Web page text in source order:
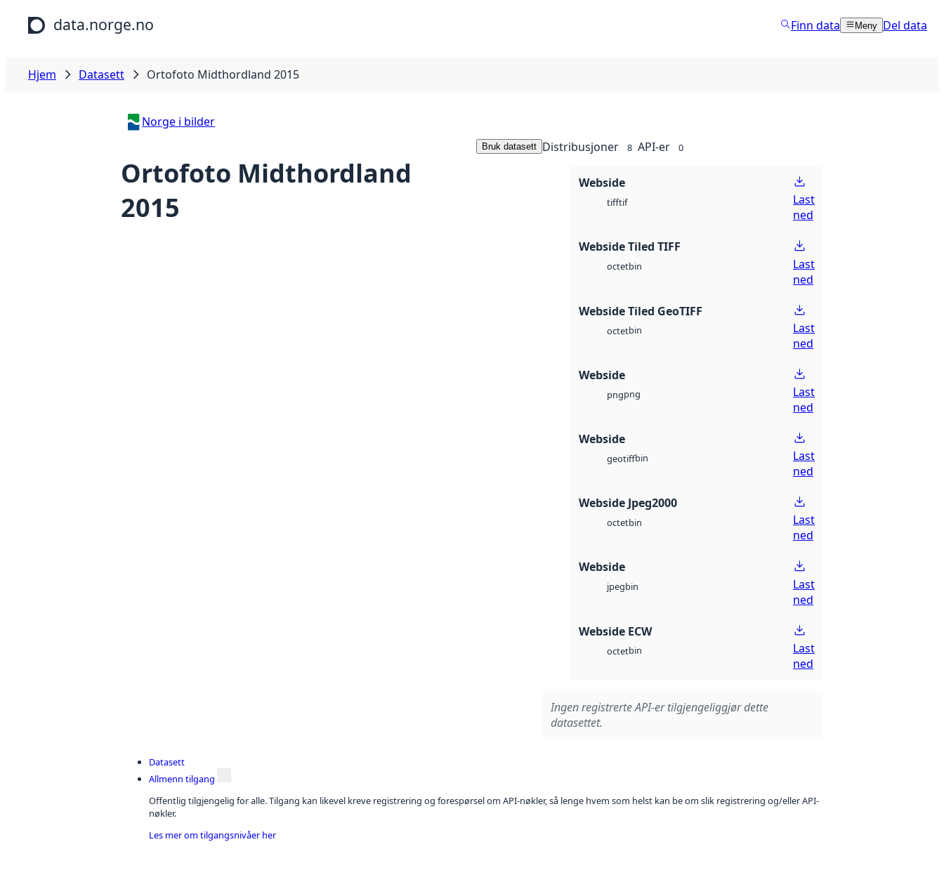
Hopp til hovedinnhold
data.norge.no Finn data Meny Del data
Hjem Datasett Ortofoto Midthordland 2015
Norge i bilder
Ortofoto Midthordland
2015
Bruk datasett Distribusjoner 8 API-er 0
Webside
tifftif
Last
ned
Webside Tiled TIFF
octetbin
Last
ned
Webside Tiled GeoTIFF
octetbin
Last
ned
Webside
pngpng
Last
ned
Webside
geotiffbin
Last
ned
Webside Jpeg2000
octetbin
Last
ned
Webside
jpegbin
Last
ned
Webside ECW
octetbin
Last
ned
Ingen registrerte API-er tilgjengeliggjør dette
datasettet.
Datasett
Allmenn tilgang
Offentlig tilgjengelig for alle. Tilgang kan likevel kreve registrering og forespørsel om API-nøkler, så lenge hvem som helst kan be om slik registrering og/eller API-
nøkler.
Les mer om tilgangsnivåer her